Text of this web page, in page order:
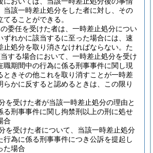
当該一時差止処分をした者に対し、その
ることができる。
委任を受けた者は、一時差止処分につい
ずれかに該当するに至った場合には、速
処分を取り消さなければならない。 た
する場合において、一時差止処分を受け
職期間中の行為に係る刑事事件に関し現
ときその他これを取り消すことが一時差
らかに反すると認めるときは、この限り
を受けた者が当該一時差止処分の理由と
る刑事事件に関し拘禁刑以上の刑に処せ
合
を受けた者について、当該一時差止処分
行為に係る刑事事件につき公訴を提起し
た場合